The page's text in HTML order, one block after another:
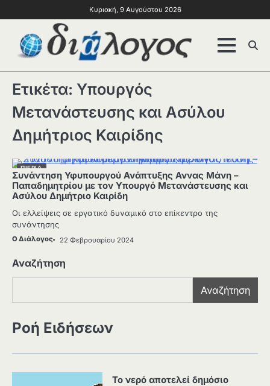
Κυριακή, 9 Αυγούστου 2026
Ετικέτα: Υπουργός
Μετανάστευσης και Ασύλου
Δημήτριος Καιρίδης
ΠΙΕΡΙΑ
Συνάντηση Υφυπουργού Ανάπτυξης Αννας Μάνη –
Παπαδημητρίου με τον Υπουργό Μετανάστευσης και
Ασύλου Δημήτριο Καιρίδη
Οι ελλείψεις σε εργατικό δυναμικό στο επίκεντρο της
συνάντησης
Ο Διάλογος 22 Φεβρουαρίου 2024
Αναζήτηση
Αναζήτηση
Ροή Ειδήσεων
Το νερό αποτελεί δημόσιο